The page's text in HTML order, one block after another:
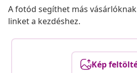
A fotód segíthet más
linket a kezdéshez.
Kép